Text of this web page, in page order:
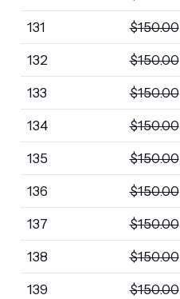
131 $150.00
132 $150.00
133 $150.00
134 $150.00
135 $150.00
136 $150.00
137 $150.00
138 $150.00
139 $150.00